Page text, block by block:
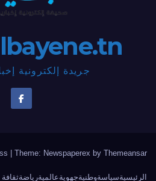
جريدة إلكترونية
Theme: Newspaperex by Themeansar
الرئيسيةسياسةوطنيةجهويةعالميةرياضة